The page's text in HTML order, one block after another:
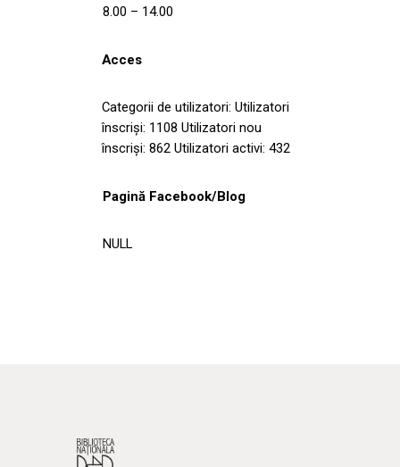
8.00 – 14.00
Acces
Categorii de utilizatori: Utilizatori
înscriși: 1108 Utilizatori nou
înscriși: 862 Utilizatori activi: 432
Pagină Facebook/Blog
NULL